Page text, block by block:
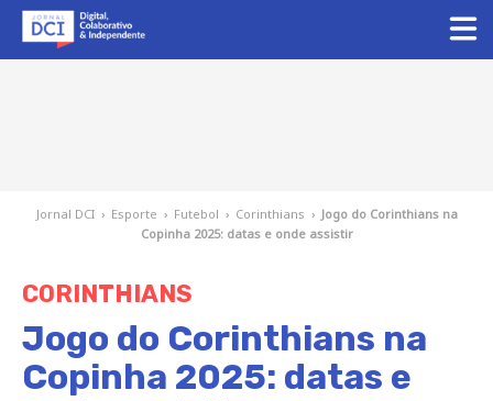
Jornal DCI › Esporte › Futebol › Corinthians › Jogo do Corinthians na
Copinha 2025: datas e onde assistir
CORINTHIANS
Jogo do Corinthians na
Copinha 2025: datas e